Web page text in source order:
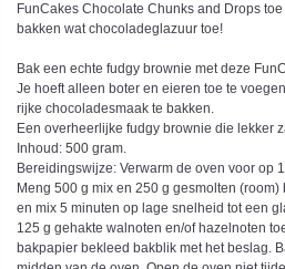
FunCakes Chocolate Chunks and Drops
bakken wat chocoladeglazuur toe!
Bak een echte fudgy brownie met deze
Je hoeft alleen boter en eieren toe te
rijke chocoladesmaak te bakken.
Een overheerlijke fudgy brownie die lekker
Inhoud: 500 gram.
Bereidingswijze: Verwarm de oven voor op
Meng 500 g mix en 250 g gesmolten (room)
en mix 5 minuten op lage snelheid tot een
125 g gehakte walnoten en/of hazelnoten
bakpapier bekleed bakblik met het beslag.